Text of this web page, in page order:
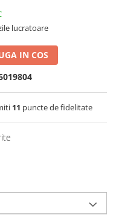
lucratoare
IN COS
11 puncte de fidelitate